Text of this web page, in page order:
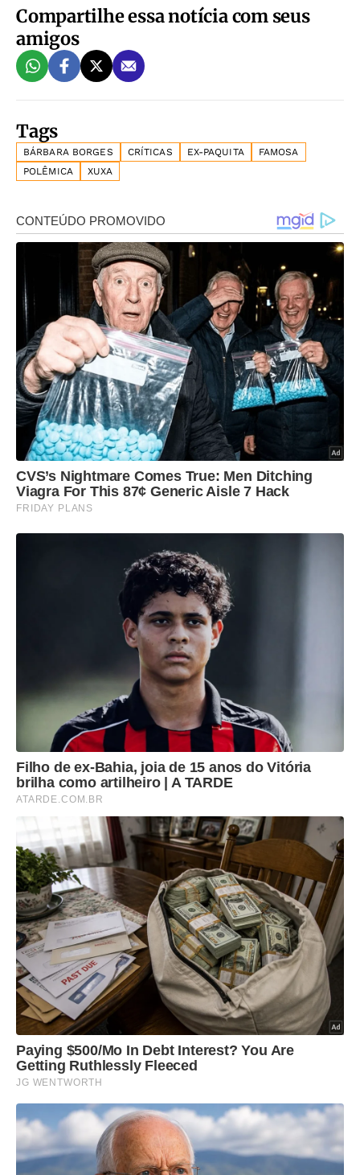
Compartilhe essa notícia com seus
amigos
Tags
BÁRBARA BORGES CRÍTICAS EX-PAQUITA
FAMOSA
POLÊMICA
XUXA